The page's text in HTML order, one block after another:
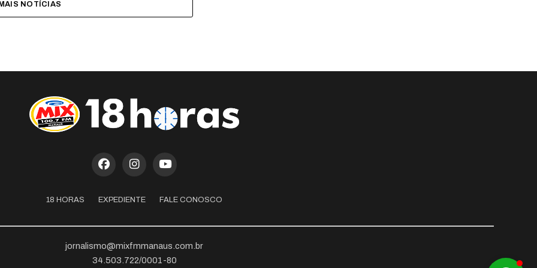
NOTÍCIAS
18 HORAS EXPEDIENTE FALE CONOSCO
jornalismo@mixfmmanaus.com.br
34.503.722/0001-80